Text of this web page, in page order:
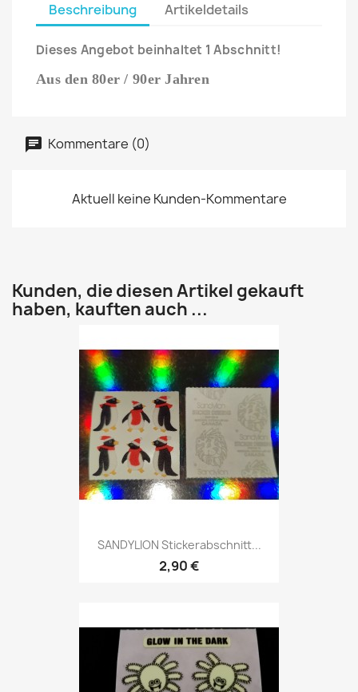
Beschreibung Artikeldetails
Dieses Angebot beinhaltet 1 Abschnitt!
Aus den 80er / 90er Jahren
Kommentare (0)
Aktuell keine Kunden-Kommentare
Kunden, die diesen Artikel gekauft
haben, kauften auch ...
SANDYLION Stickerabschnitt...
2,90 €